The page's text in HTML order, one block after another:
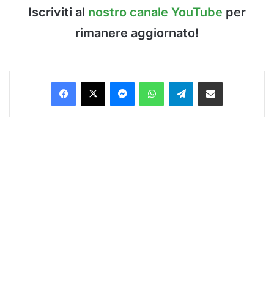
Iscriviti al nostro canale YouTube per
rimanere aggiornato!
Facebook
X MessengerWhatsAppTelegramCondividi via Email